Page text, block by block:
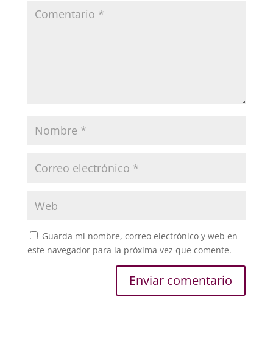
Guarda mi nombre, correo electrónico y web en
este navegador para la próxima vez que comente.